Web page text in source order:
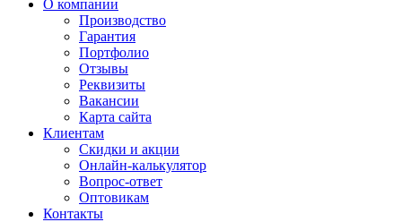
О компании
Производство
Гарантия
Портфолио
Отзывы
Реквизиты
Вакансии
Карта сайта
Клиентам
Скидки и акции
Онлайн-калькулятор
Вопрос-ответ
Оптовикам
Контакты